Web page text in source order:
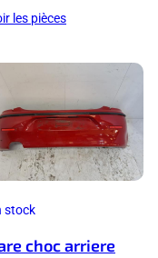
les pièces
stock
choc arriere